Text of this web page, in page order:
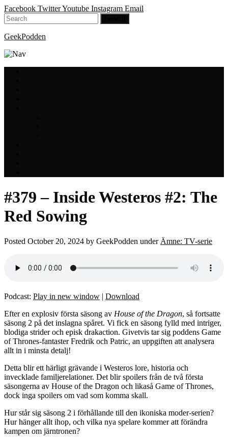
Facebook TwitterYoutube Instagram Email
GeekPodden
#379 – Inside Westeros #2: The
Red Sowing
Posted October 20, 2024 by GeekPodden under Ämne: TV-serie
Podcast: Play in new window | Download
Efter en explosiv första säsong av House of the Dragon, så fortsatte
säsong 2 på det inslagna spåret. Vi fick en säsong fylld med intriger,
blodiga strider och episk drakaction. Givetvis tar sig poddens Game
of Thrones-fantaster Fredrik och Patric, an uppgiften att analysera
allt in i minsta detalj!
Detta blir ett härligt grävande i Westeros lore, historia och
invecklade familjerelationer. Det blir spoilers från de två första
säsongerna av House of the Dragon och likaså Game of Thrones,
dock inga spoilers om vad som komma skall.
Hur står sig säsong 2 i förhållande till den ikoniska moder-serien?
Hur hänger allt ihop, och vilka nya spelare kommer att förändra
kampen om järntronen?